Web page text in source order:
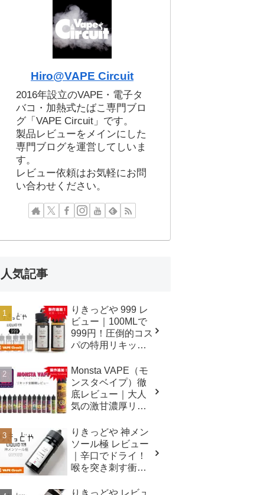
Hiro@VAPE Circuit
2016年設立のVAPE・電子タ
バコ・加熱式たばこ専門ブロ
グ「VAPE Circuit」です。
製品レビューをメインにした
専門ブログを運営してしいま
す。
レビュー依頼はお気軽にお問
い合わせください。
人気記事
りきっどや 999 レ
ビュー｜100MLで
999円！圧倒的コス
パの特用リキッド
Monsta VAPE（モ
ンスタベイプ）徹
底レビュー｜大人
気の激甘濃厚リキ
みました！
りきっどや 神メン
ソール極 レビュー
｜辛口でドライ！
喉を突き刺す衝撃